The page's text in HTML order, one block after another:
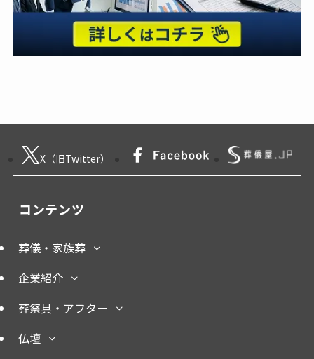
X（旧Twitter）
コンテンツ
葬儀・家族葬
企業紹介
葬祭具・アフター
仏壇